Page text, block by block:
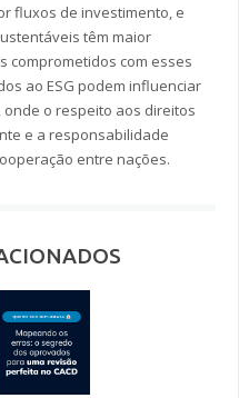
fluxos de investimento, e
têm maior
comprometidos com esses
ao ESG podem influenciar
o respeito aos direitos
e a responsabilidade
entre nações.